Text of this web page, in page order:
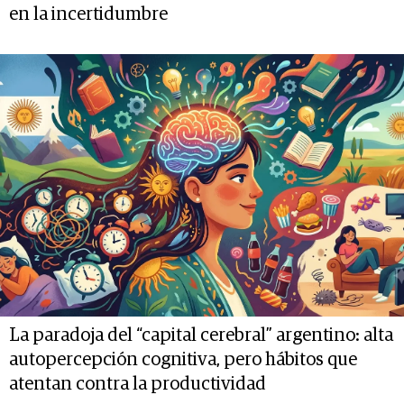
en la incertidumbre
La paradoja del “capital cerebral” argentino: alta
autopercepción cognitiva, pero hábitos que
atentan contra la productividad